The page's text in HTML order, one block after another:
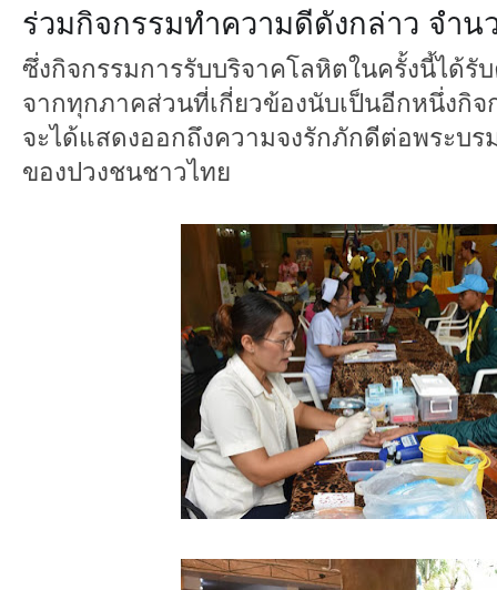
ร่วมกิจกรรมทำความดีดังกล่าว จำน
ซึ่งกิจกรรมการรับบริจาคโลหิตในครั้งนี้ได้รั
จากทุกภาคส่วนที่เกี่ยวข้องนับเป็นอีกหนึ่งกิ
จะได้แสดงออกถึงความจงรักภักดีต่อพระบ
ของปวงชนชาวไทย